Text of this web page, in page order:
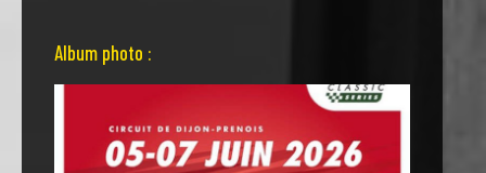
Album photo :